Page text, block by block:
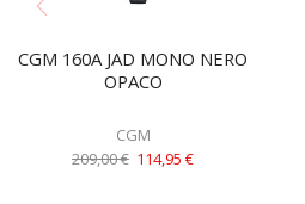
CGM 160A JAD MONO NERO
OPACO
CGM
209,00€ 114,95 €